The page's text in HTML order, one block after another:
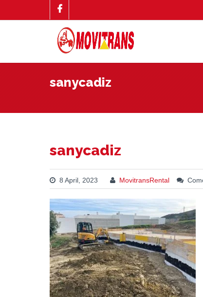
sanycadiz
sanycadiz
8 April, 2023 MovitransRental